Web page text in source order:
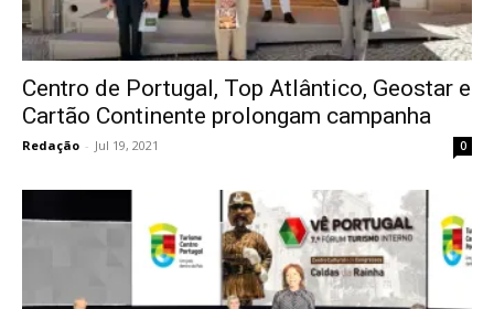
Centro de Portugal, Top Atlântico, Geostar e
Cartão Continente prolongam campanha
Redação - Jul 19, 2021 0